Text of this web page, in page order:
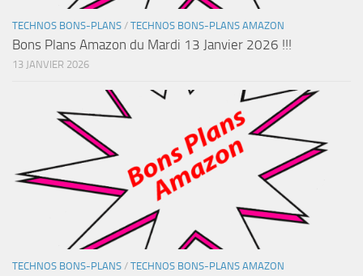
TECHNOS BONS-PLANS / TECHNOS BONS-PLANS AMAZON
Bons Plans Amazon du Mardi 13 Janvier 2026 !!!
13 JANVIER 2026
TECHNOS BONS-PLANS / TECHNOS BONS-PLANS AMAZON